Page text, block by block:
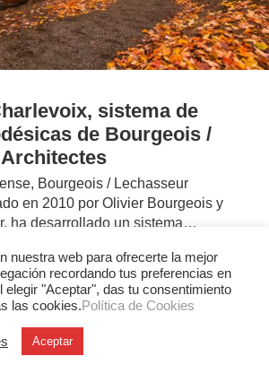
sistema de
de Bourgeois /
Bourgeois / Lechasseur
en 2010 por Olivier Bourgeois y
ha desarrollado un sistema…
respuesta
nuestra web para ofrecerte la mejor
recordando tus preferencias en
elegir "Aceptar", das tu consentimiento
las cookies.Política de Cookies
Aceptar